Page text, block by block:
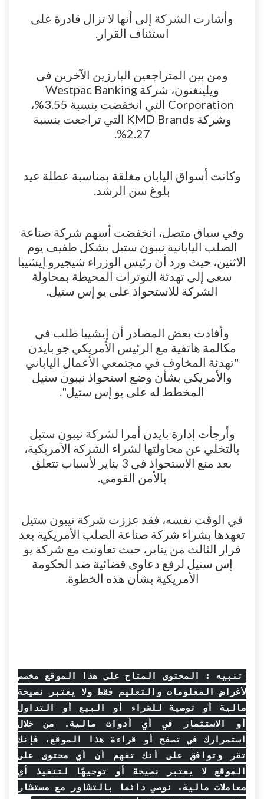
وأشارت الشركة إلى أنها لا تزال قادرة على
استئناف القرار.
ومن بين المتراجعين البارزين الآخرين في
ويلينغتون، شركة Westpac Banking
Corporation التي انخفضت بنسبة 3.55%،
وشركة KMD Brands التي تراجعت بنسبة
2.27%.
وكانت أسواق اليابان مغلقة بمناسبة عطلة عيد
بلوغ سن الرشد.
وفي سياق متصل، انخفضت أسهم شركة صناعة
الصلب اليابانية نيبون ستيل بشكل طفيف يوم
الاثنين، حيث ورد أن رئيس الوزراء شيجيرو إيشيبا
سعى إلى تهدئة التوترات المحيطة بمحاولة
الشركة للاستحواذ على يو إس ستيل.
وأفادت بعض المصادر أن إيشيبا طلب في
مكالمة هاتفية مع الرئيس الأمريكي جو بايدن
"تهدئة المخاوف في مجتمعي الأعمال الياباني
والأمريكي بشأن وضع استحواذ نيبون ستيل
المخطط له على يو إس ستيل".
وأرجأت إدارة بايدن أمرا لشركة نيبون ستيل
بالتخلي عن محاولتها لشراء الشركة الأمريكية،
بعد منع الاستحواذ في 3 يناير لأسباب تتعلق
بالأمن القومي.
في الوقت نفسه، فقد عززت شركة نيبون ستيل
تعهدها بشراء شركة صناعة الصلب الأمريكية بعد
قرار الثالث من يناير، حيث تعاونت مع شركة يو
إس ستيل لرفع دعاوى قضائية ضد الحكومة
الأمريكية بشأن هذه الخطوة.
تنبيه : المحتوى المتاح على هذا الموقع مخصص
لأغراض المعلومات والتعليم فقط ولا يعتبر نصيحة
مالية أو توصية للشراء أو البيع أو التداول
أو الاستثمار في أي أدوات مالية. من خلال
استمرارك في تصفح أو قراءة هذا الموقع، فإنك
تقر وتوافق على أنك تفهم أن أي محتوى على
الموقع لا يعتبر نصيحة أو توجيهًا لتنفيذ أي
معاملات مالية. نوصي دائما بالتشاور مع مستشار